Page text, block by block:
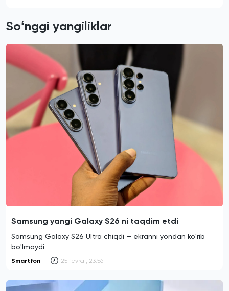
Soʻnggi yangiliklar
Samsung yangi Galaxy S26 ni taqdim etdi
Samsung Galaxy S26 Ultra chiqdi — ekranni yondan ko'rib
bo'lmaydi
Smartfon 25 fevral, 23:56